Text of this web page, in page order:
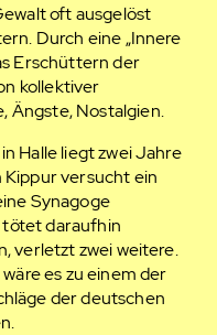
oft ausgelöst
Durch eine „Innere
Erschüttern der
kollektiver
Ängste, Nostalgien.
Halle liegt zwei Jahre
versucht ein
Synagoge
tötet daraufhin
verletzt zwei weitere.
es zu einem der
der deutschen